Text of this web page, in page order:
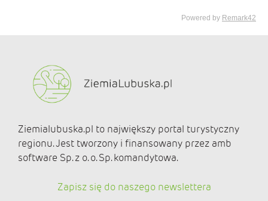
Ziemialubuska.pl to największy portal turystyczny
regionu. Jest tworzony i finansowany przez amb
software Sp. z o. o. Sp. komandytowa.
Zapisz się do naszego newslettera